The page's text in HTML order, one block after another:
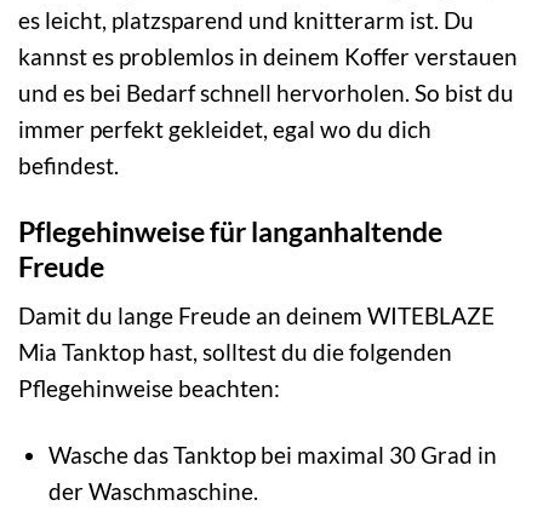
es leicht, platzsparend und knitterarm ist. Du
kannst es problemlos in deinem Koffer verstauen
und es bei Bedarf schnell hervorholen. So bist du
immer perfekt gekleidet, egal wo du dich
befindest.
Pflegehinweise für langanhaltende
Freude
Damit du lange Freude an deinem WITEBLAZE
Mia Tanktop hast, solltest du die folgenden
Pflegehinweise beachten:
Wasche das Tanktop bei maximal 30 Grad in
der Waschmaschine.